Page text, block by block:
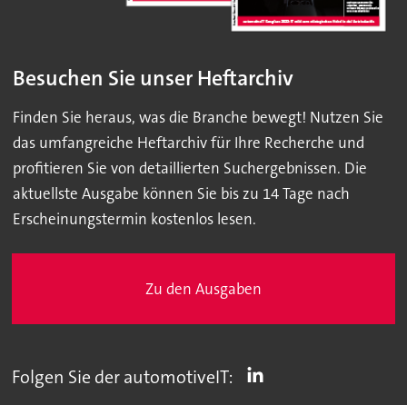
Besuchen Sie unser Heftarchiv
Finden Sie heraus, was die Branche bewegt! Nutzen Sie
das umfangreiche Heftarchiv für Ihre Recherche und
profitieren Sie von detaillierten Suchergebnissen. Die
aktuellste Ausgabe können Sie bis zu 14 Tage nach
Erscheinungstermin kostenlos lesen.
Zu den Ausgaben
Folgen Sie der automotiveIT: